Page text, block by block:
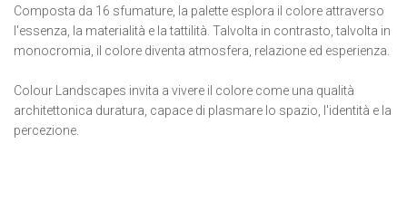
Composta da 16 sfumature, la palette esplora il colore attraverso
l'essenza, la materialità e la tattilità. Talvolta in contrasto, talvolta in
monocromia, il colore diventa atmosfera, relazione ed esperienza.
Colour Landscapes invita a vivere il colore come una qualità
architettonica duratura, capace di plasmare lo spazio, l'identità e la
percezione.